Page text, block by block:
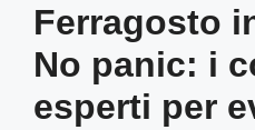
Ferragosto
No panic: i
esperti per